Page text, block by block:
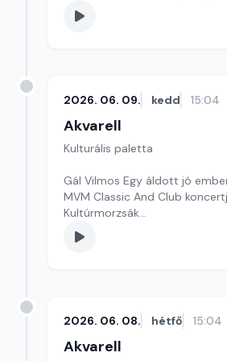
2026. 06. 09. kedd 15:04
Akvarell
Kulturális paletta
Gál Vilmos Egy áldott jó
MVM Classic And Club
Kultúrmorzsák
Szerkesztő: Tóth J. András
2026. 06. 08. hétfő 15:04
Akvarell